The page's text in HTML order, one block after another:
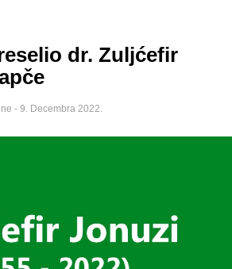
dr. Zuljćefir
- 9. Decembra 2022.